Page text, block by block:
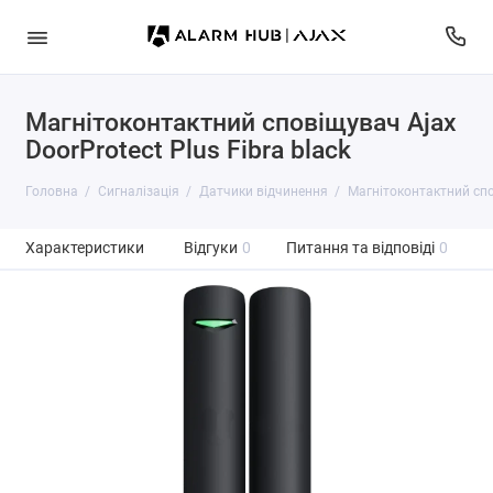
Магнітоконтактний сповіщувач Ajax
DoorProtect Plus Fibra black
Головна Сигналізація Датчики відчинення Магнітоконтактний
Характеристики Відгуки 0 Питання та відповіді 0